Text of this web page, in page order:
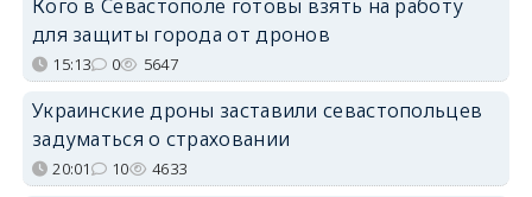
Кого в Севастополе готовы взять на работу
для защиты города от дронов
15:13 0 5647
Украинские дроны заставили севастопольцев
задуматься о страховании
20:01 10 4633